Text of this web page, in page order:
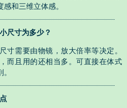
和三维立体感。
尺寸为多少？
寸需要由物镜，放大倍率等决定。
而且用的还相当多。可直接在体式